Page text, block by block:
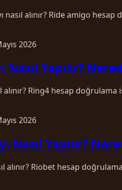
nasıl alınır? Ride amigo
2026
Nasıl Yapılır?
alınır? Ring4 hesap
2026
Nasıl Yapılır?
alınır? Riobet hesap